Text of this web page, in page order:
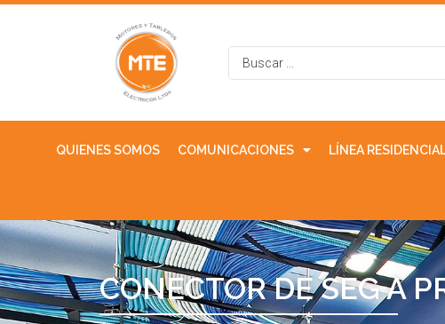
QUIENES SOMOS COMUNICACIONES LÍNEA
CONECTOR DE SEG A